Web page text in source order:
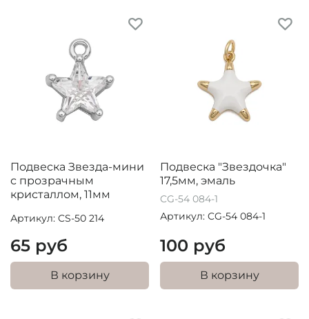
Подвеска Звезда-мини
с прозрачным
кристаллом, 11мм
Артикул: CS-50 214
65 руб
В корзину
Подвеска "Звездочка"
17,5мм, эмаль
CG-54 084-1
Артикул: CG-54 084-1
100 руб
В корзину